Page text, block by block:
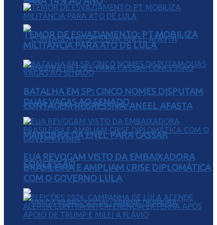
CONTAGEM REGRESSIVA: ANEEL AFASTA
MANOBRA DA ENEL PARA CASSAR
CONCESSÃO
TEMOR DE ESVAZIAMENTO: PT MOBILIZA
MILITÂNCIA PARA ATO DE LULA
BATALHA EM SP: CINCO NOMES DISPUTAM
DUAS VAGAS AO SENADO
EUA REVOGAM VISTO DA EMBAIXADORA
BRASILEIRA E AMPLIAM CRISE DIPLOMÁTICA
COM O GOVERNO LULA